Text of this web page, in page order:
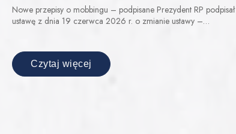
Nowe przepisy o mobbingu – podpisane Prezydent RP podpisał
ustawę z dnia 19 czerwca 2026 r. o zmianie ustawy –…
Czytaj więcej